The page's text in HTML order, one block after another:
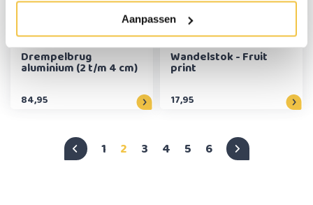
Aanpassen
Drempelbrug
aluminium (2 t/m 4 cm)
84,95
Wandelstok - Fruit
print
17,95
1 2 3 4 5 6